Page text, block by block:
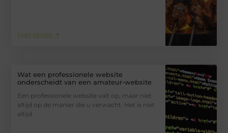
Lees verder ➜
Wat een professionele website
onderscheidt van een amateur-website
Een professionele website valt op, maar niet
altijd op de manier die u verwacht. Het is niet
altijd